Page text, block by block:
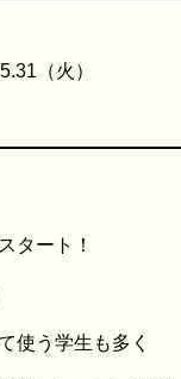
（火）
タート！
使う学生も多く